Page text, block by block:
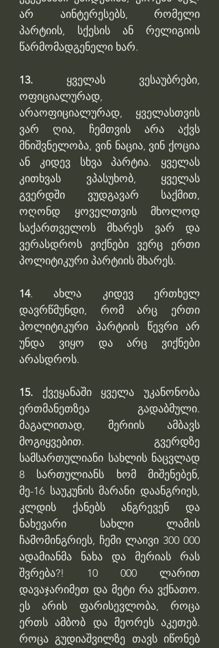
არ აინტერესებს, რომელი
პარტიის, სქესის ან რელიგიის
წარმომადგენელი ხარ.
13. ყველას ვესაუბრები,
ოფიციალურად,
არაოფიციალურად, ყველასთვის
ვარ ღია, ჩემთვის არა აქვს
მნიშვნელობა, ვინ ნაცია, ვინ ქოცია
ან კიდევ სხვა პარტია. ყველას
კითხვას ვპასუხობ, ყველას
გვერდში ვუდგავარ საქმით,
ოღონდ ყოველთვის მხოლოდ
საქართველოს მხარეს ვარ და
ვერასდროს ვიქნები ვერც ერთი
პოლიტიკური პარტიის მხარეს.
14. ახლა კიდევ ერთხელ
დავრწმუნდი, რომ არც ერთი
პოლიტიკური პარტიის წევრი არ
უნდა ვიყო და არც ვიქნები
არასდროს.
15. ქვეყანაში ყველა უკანონობა
ერთმანეთზეა  გადაბმული.
მაგალითად, მერიის ამბავს
მოგიყვებით. გვერდზე
სამსართულიანი სახლის ნაცვლად
8 სართულიანს ხომ მიშენებენ,
მე-16 საუკუნის მარანი დაანგრიეს,
კლდის ქანებს ანგრევენ და
ნახევარი სახლი ლამის
ჩამომინგრიეს, ჩემი ლაივი 300 000
ადამიანმა ნახა და მერიას რას
შვრება?! 10 000 ლარით
დავაჯარიმეთ და მეტი რა ვქნათო.
ეს არის ფარისევლობა, როცა
ერთს ამბობ და მეორეს აკეთებ.
როცა გუდიაშვილზე თავს იწონებ